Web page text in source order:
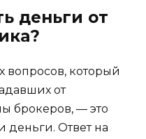
деньги от
который
от
брокеров, — это
деньги. Ответ на